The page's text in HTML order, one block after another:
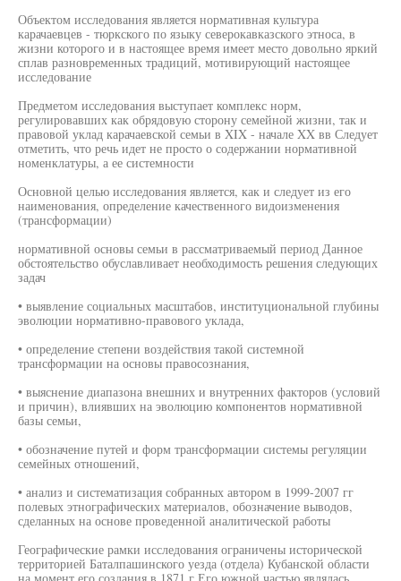
Объектом исследования является нормативная культура
карачаевцев - тюркского по языку северокавказского этноса, в
жизни которого и в настоящее время имеет место довольно яркий
сплав разновременных традиций, мотивирующий настоящее
исследование
Предметом исследования выступает комплекс норм,
регулировавших как обрядовую сторону семейной жизни, так и
правовой уклад карачаевской семьи в XIX - начале XX вв Следует
отметить, что речь идет не просто о содержании нормативной
номенклатуры, а ее системности
Основной целью исследования является, как и следует из его
наименования, определение качественного видоизменения
(трансформации)
нормативной основы семьи в рассматриваемый период Данное
обстоятельство обуславливает необходимость решения следующих
задач
• выявление социальных масштабов, институциональной глубины
эволюции нормативно-правового уклада,
• определение степени воздействия такой системной
трансформации на основы правосознания,
• выяснение диапазона внешних и внутренних факторов (условий
и причин), влиявших на эволюцию компонентов нормативной
базы семьи,
• обозначение путей и форм трансформации системы регуляции
семейных отношений,
• анализ и систематизация собранных автором в 1999-2007 гг
полевых этнографических материалов, обозначение выводов,
сделанных на основе проведенной аналитической работы
Географические рамки исследования ограничены исторической
территорией Баталпашинского уезда (отдела) Кубанской области